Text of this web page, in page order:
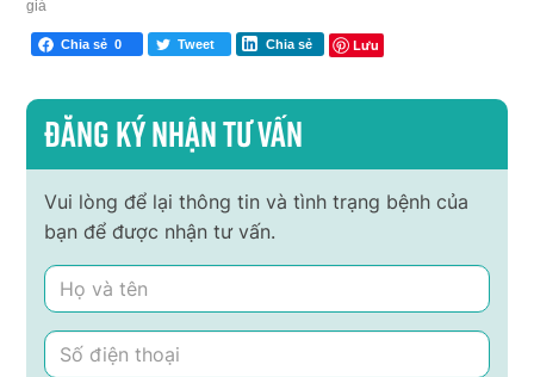
giá
Chia sẻ 0 Tweet Chia sẻ Lưu
Đăng ký nhận tư vấn
Vui lòng để lại thông tin và tình trạng bệnh của
bạn để được nhận tư vấn.